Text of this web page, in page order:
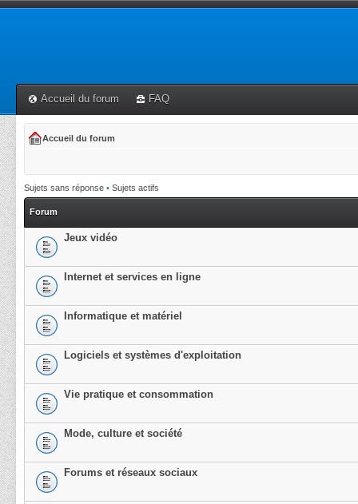
Accueil du forum FAQ
Accueil du forum
Sujets sans réponse • Sujets actifs
Forum
Jeux vidéo
Internet et services en ligne
Informatique et matériel
Logiciels et systèmes d'exploitation
Vie pratique et consommation
Mode, culture et société
Forums et réseaux sociaux